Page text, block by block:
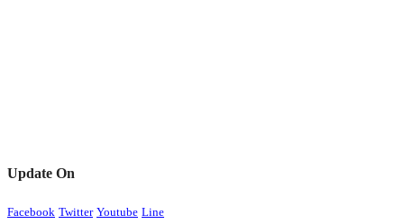
Update On
Facebook Twitter Youtube Line